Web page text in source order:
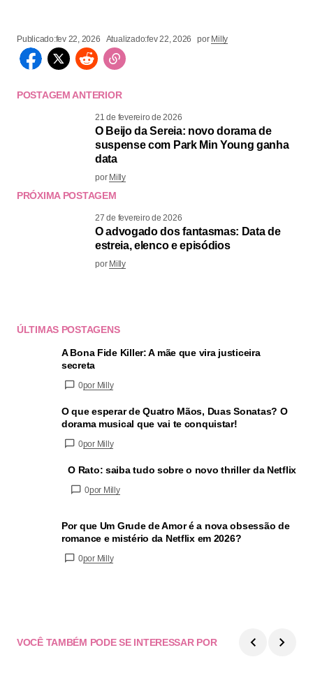
Publicado:fev 22, 2026 Atualizado:fev 22, 2026 por Milly
POSTAGEM ANTERIOR
21 de fevereiro de 2026
O Beijo da Sereia: novo dorama de
suspense com Park Min Young ganha
data
por Milly
PRÓXIMA POSTAGEM
27 de fevereiro de 2026
O advogado dos fantasmas: Data de
estreia, elenco e episódios
por Milly
ÚLTIMAS POSTAGENS
A Bona Fide Killer: A mãe que vira justiceira
secreta
0por Milly
O que esperar de Quatro Mãos, Duas Sonatas? O
dorama musical que vai te conquistar!
0por Milly
O Rato: saiba tudo sobre o novo thriller da Netflix
0por Milly
Por que Um Grude de Amor é a nova obsessão de
romance e mistério da Netflix em 2026?
0por Milly
VOCÊ TAMBÉM PODE SE INTERESSAR POR